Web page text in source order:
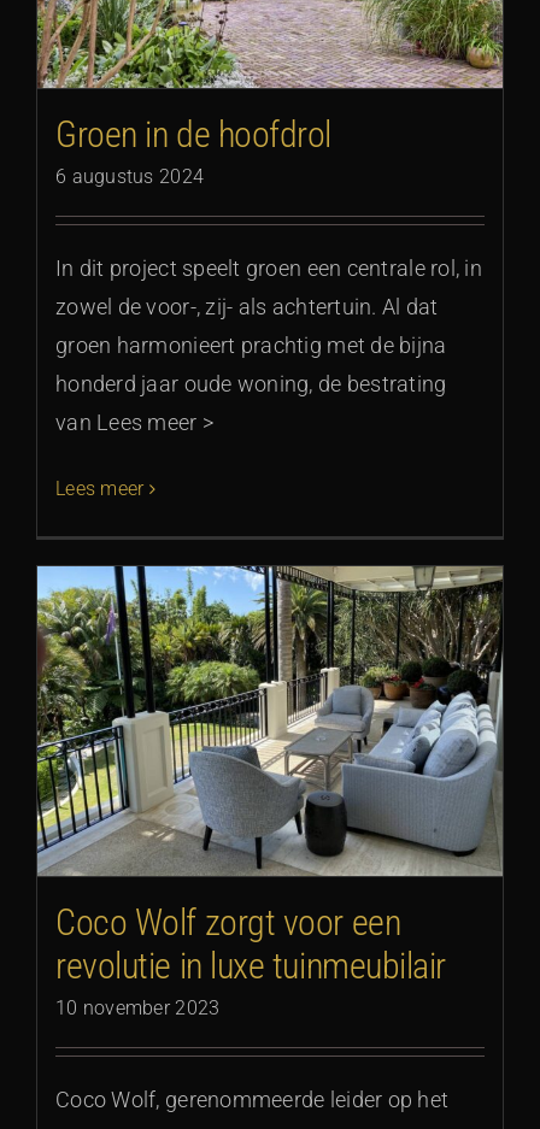
Groen in de hoofdrol
6 augustus 2024
In dit project speelt groen een centrale rol, in
zowel de voor-, zij- als achtertuin. Al dat
groen harmonieert prachtig met de bijna
honderd jaar oude woning, de bestrating
van Lees meer >
Lees meer
Coco Wolf zorgt voor een
revolutie in luxe tuinmeubilair
10 november 2023
Coco Wolf, gerenommeerde leider op het